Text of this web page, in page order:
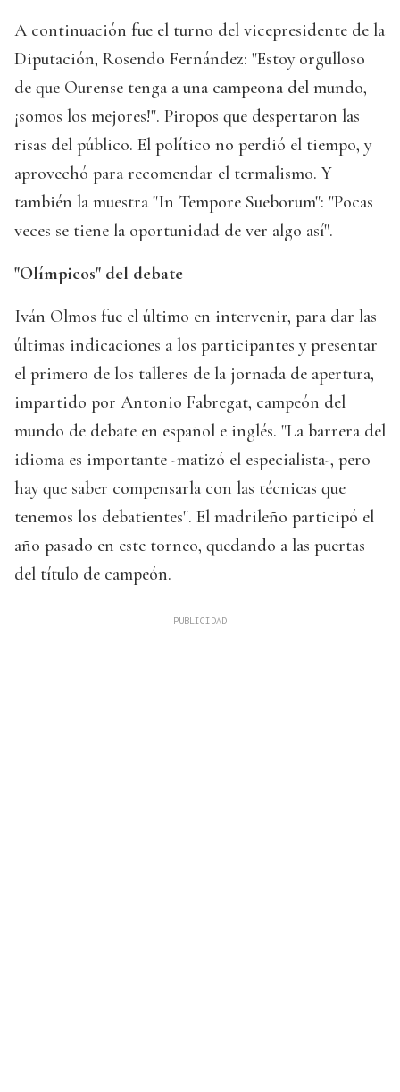
A continuación fue el turno del vicepresidente de la
Diputación, Rosendo Fernández: "Estoy orgulloso
de que Ourense tenga a una campeona del mundo,
¡somos los mejores!". Piropos que despertaron las
risas del público. El político no perdió el tiempo, y
aprovechó para recomendar el termalismo. Y
también la muestra "In Tempore Sueborum": "Pocas
veces se tiene la oportunidad de ver algo así".
"Olímpicos" del debate
Iván Olmos fue el último en intervenir, para dar las
últimas indicaciones a los participantes y presentar
el primero de los talleres de la jornada de apertura,
impartido por Antonio Fabregat, campeón del
mundo de debate en español e inglés. "La barrera del
idioma es importante -matizó el especialista-, pero
hay que saber compensarla con las técnicas que
tenemos los debatientes". El madrileño participó el
año pasado en este torneo, quedando a las puertas
del título de campeón.